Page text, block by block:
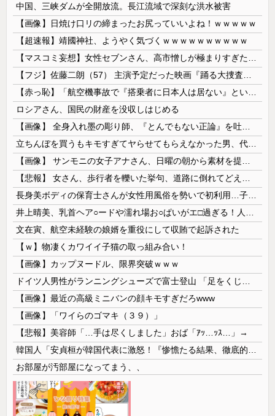
中国、三峡ダムが全開放流。長江流域で深刻な洪水被害
【画像】日焼け口リの締まったお尻っていいよね！ｗｗｗｗｗ
【超速報】靖國神社、ようやく気づくｗｗｗｗｗｗｗｗｗｗ
ロシアさん、国民の財産を没収しはじめる
文在寅、航空未経験の娘婿を重役にして収賄で起訴された
【ｗ】物凄くカワイイ子猫の取っ組み合い！
【画像】カップヌードル、限界突破ｗｗｗ
【画像】最近の高級ミニバンの顔キモすぎだろwww
【画像】「ワイらのゴマキ（３９）」
【悲報】美容師「…手は尽くしました」おば「ｱｯ…ｯｽ…」→
お部屋が汚部屋になってまう、、